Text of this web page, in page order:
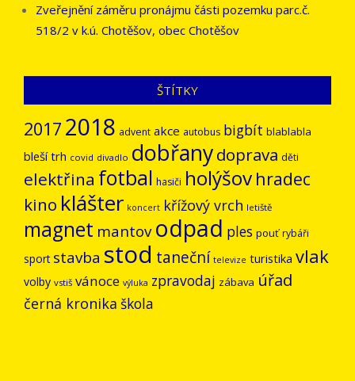
Zveřejnění záměru pronájmu části pozemku parc.č.
518/2 v k.ú. Chotěšov, obec Chotěšov
ŠTÍTKY
2017 2018 advent akce autobus bigbít blablabla
bleší trh covid divadlo dobřanydoprava děti
elektřina fotbal hasiči holýšov hradec
kino klášter koncert křížový vrch letiště
magnet mantov odpad ples pouť rybáři
sport stavba stod taneční televize turistika vlak
volby vstiš vánoce výluka zpravodaj zábava úřad
černá kronika škola